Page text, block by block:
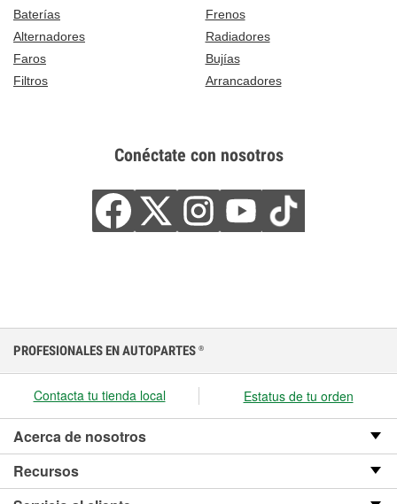
Baterías
Frenos
Alternadores
Radiadores
Faros
Bujías
Filtros
Arrancadores
Conéctate con nosotros
PROFESIONALES EN AUTOPARTES ®
Contacta tu tienda local Estatus de tu orden
Acerca de nosotros
Recursos